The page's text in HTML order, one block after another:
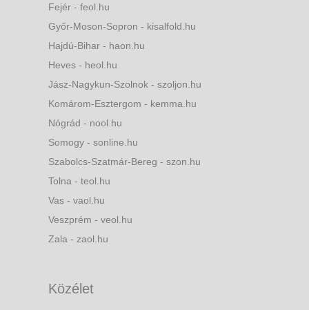
Fejér - feol.hu
Győr-Moson-Sopron - kisalfold.hu
Hajdú-Bihar - haon.hu
Heves - heol.hu
Jász-Nagykun-Szolnok - szoljon.hu
Komárom-Esztergom - kemma.hu
Nógrád - nool.hu
Somogy - sonline.hu
Szabolcs-Szatmár-Bereg - szon.hu
Tolna - teol.hu
Vas - vaol.hu
Veszprém - veol.hu
Zala - zaol.hu
Közélet